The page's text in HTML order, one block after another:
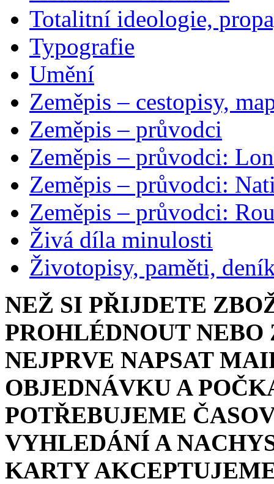
Totalitní ideologie,
Typografie
Umění
Zeměpis – cestopisy,
Zeměpis – průvodci
Zeměpis – průvodci:
Zeměpis – průvodci:
Zeměpis – průvodci:
Živá díla minulosti
Životopisy, paměti,
NEŽ SI PŘIJDETE
PROHLÉDNOUT
NEJPRVE NAPSAT
OBJEDNÁVKU A
POTŘEBUJEME
VYHLEDÁNÍ A
KARTY